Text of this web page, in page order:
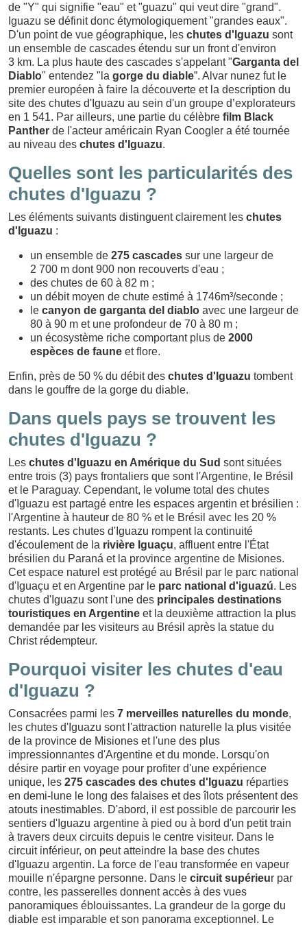
de "Y" qui signifie "eau" et "guazu" qui veut dire "grand".
Iguazu se définit donc étymologiquement "grandes eaux".
D'un point de vue géographique, les chutes d'Iguazu sont
un ensemble de cascades étendu sur un front d'environ
3 km. La plus haute des cascades s'appelant "Garganta del
Diablo" entendez "la gorge du diable”. Alvar nunez fut le
premier européen à faire la découverte et la description du
site des chutes d'Iguazu au sein d'un groupe d’explorateurs
en 1 541. Par ailleurs, une partie du célèbre film Black
Panther de l'acteur américain Ryan Coogler a été tournée
au niveau des chutes d'Iguazu.
Quelles sont les particularités des
chutes d'Iguazu ?
Les éléments suivants distinguent clairement les chutes
d'Iguazu :
un ensemble de 275 cascades sur une largeur de
2 700 m dont 900 non recouverts d'eau ;
des chutes de 60 à 82 m ;
un débit moyen de chute estimé à 1746m³/seconde ;
le canyon de garganta del diablo avec une largeur de
80 à 90 m et une profondeur de 70 à 80 m ;
un écosystème riche comportant plus de 2000
espèces de faune et flore.
Enfin, près de 50 % du débit des chutes d'Iguazu tombent
dans le gouffre de la gorge du diable.
Dans quels pays se trouvent les
chutes d'Iguazu ?
Les chutes d'Iguazu en Amérique du Sud sont situées
entre trois (3) pays frontaliers que sont l'Argentine, le Brésil
et le Paraguay. Cependant, le volume total des chutes
d'Iguazu est partagé entre les espaces argentin et brésilien :
l'Argentine à hauteur de 80 % et le Brésil avec les 20 %
restants. Les chutes d'Iguazu rompent la continuité
d'écoulement de la rivière Iguaçu, affluent entre l'État
brésilien du Paraná et la province argentine de Misiones.
Cet espace naturel est protégé au Brésil par le parc national
d'Iguaçu et en Argentine par le parc national d'iguazú. Les
chutes d'Iguazu sont l'une des principales destinations
touristiques en Argentine et la deuxième attraction la plus
demandée par les visiteurs au Brésil après la statue du
Christ rédempteur.
Pourquoi visiter les chutes d'eau
d'Iguazu ?
Consacrées parmi les 7 merveilles naturelles du monde,
les chutes d'Iguazu sont l'attraction naturelle la plus visitée
de la province de Misiones et l'une des plus
impressionnantes d'Argentine et du monde. Lorsqu'on
désire partir en voyage pour profiter d'une expérience
unique, les 275 cascades des chutes d'Iguazu réparties
en demi-lune le long des falaises et des îlots présentent des
atouts inestimables. D'abord, il est possible de parcourir les
sentiers d'Iguazu argentine à pied ou à bord d'un petit train
à travers deux circuits depuis le centre visiteur. Dans le
circuit inférieur, on peut atteindre la base des chutes
d'Iguazu argentin. La force de l'eau transformée en vapeur
mouille n'épargne personne. Dans le circuit supérieur par
contre, les passerelles donnent accès à des vues
panoramiques éblouissantes. La grandeur de la gorge du
diable est imparable et son panorama exceptionnel. Le